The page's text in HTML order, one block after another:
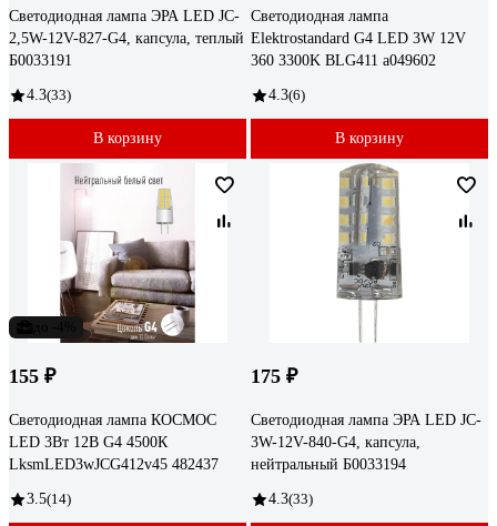
Светодиодная лампа ЭРА LED JC-
2,5W-12V-827-G4, капсула, теплый
Б0033191
4.3(33)
В корзину
Светодиодная лампа
Elektrostandard G4 LED 3W 12V
360 3300K BLG411 a049602
4.3(6)
В корзину
155 ₽
Светодиодная лампа КОСМОС
LED 3Вт 12В G4 4500К
LksmLED3wJCG412v45 482437
3.5(14)
175 ₽
Светодиодная лампа ЭРА LED JC-
3W-12V-840-G4, капсула,
нейтральный Б0033194
4.3(33)